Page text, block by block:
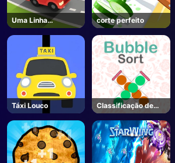
Uma Linha
Expressa
corte perfeito
Táxi Louco
Classificação de
bolhas